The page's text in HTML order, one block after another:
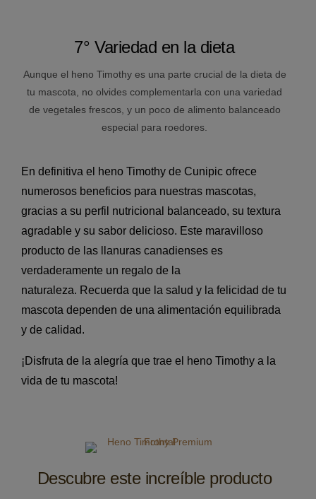
7° Variedad en la dieta
Aunque el heno Timothy es una parte crucial de la dieta de
tu mascota, no olvides complementarla con una variedad
de vegetales frescos, y un poco de alimento balanceado
especial para roedores.
En definitiva el heno Timothy de Cunipic ofrece
numerosos beneficios para nuestras mascotas,
gracias a su perfil nutricional balanceado, su textura
agradable y su sabor delicioso. Este maravilloso
producto de las llanuras canadienses es
verdaderamente un regalo de la
naturaleza. Recuerda que la salud y la felicidad de tu
mascota dependen de una alimentación equilibrada
y de calidad.
¡Disfruta de la alegría que trae el heno Timothy a la
vida de tu mascota!
Descubre este increíble producto